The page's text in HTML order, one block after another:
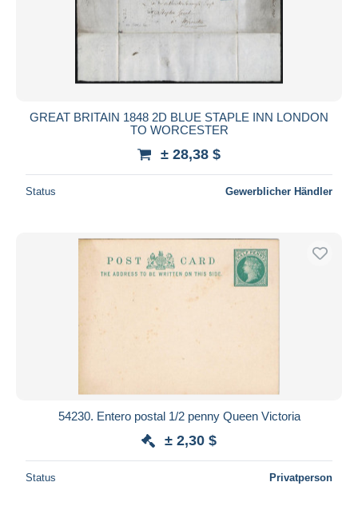
GREAT BRITAIN 1848 2D BLUE STAPLE INN LONDON
TO WORCESTER
± 28,38 $
Status Gewerblicher Händler
54230. Entero postal 1/2 penny Queen Victoria
± 2,30 $
Status Privatperson